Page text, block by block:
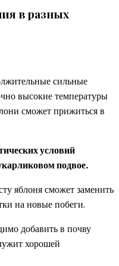
в разных
сильные
высокие температуры
сможет прижиться в
условий
подвое.
яблоня сможет заменить
на новые побеги.
добавить в почву
хорошей